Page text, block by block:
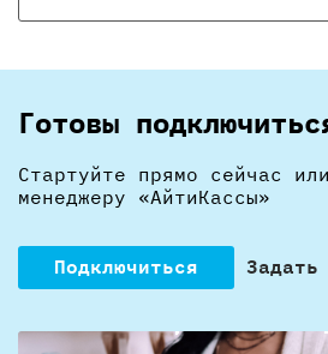
Готовы
Стартуйте прямо сейчас
менеджеру «АйтиКассы»
Подключиться